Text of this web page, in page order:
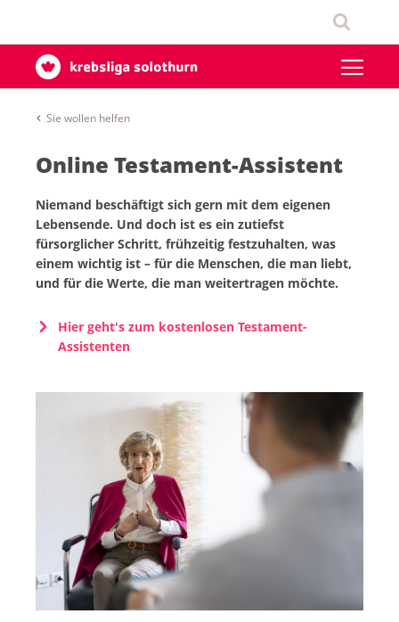
Sie wollen helfen
Online Testament-Assistent
Niemand beschäftigt sich gern mit dem eigenen
Lebensende. Und doch ist es ein zutiefst
fürsorglicher Schritt, frühzeitig festzuhalten, was
einem wichtig ist – für die Menschen, die man liebt,
und für die Werte, die man weitertragen möchte.
Hier geht's zum kostenlosen Testament-
Assistenten